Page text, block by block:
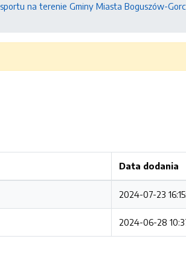
na terenie Gminy Miasta Boguszów-
Data dodania
2024-07-23
2024-06-28